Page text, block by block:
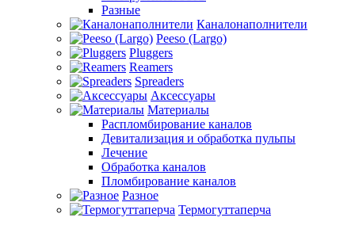
Разные
Каналонаполнители
Peeso (Largo)
Pluggers
Reamers
Spreaders
Аксессуары
Материалы
Распломбирование каналов
Девитализация и обработка пульпы
Лечение
Обработка каналов
Пломбирование каналов
Разное
Термогуттаперча